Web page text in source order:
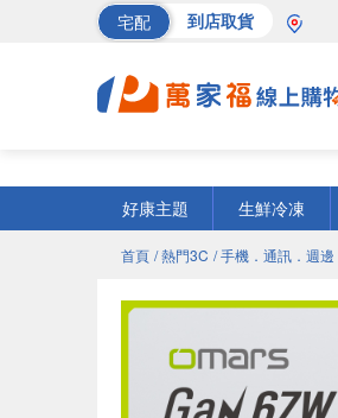
宅配 到店取貨
好康主題
生鮮冷凍
首頁 / 熱門3C / 手機．通訊．週邊